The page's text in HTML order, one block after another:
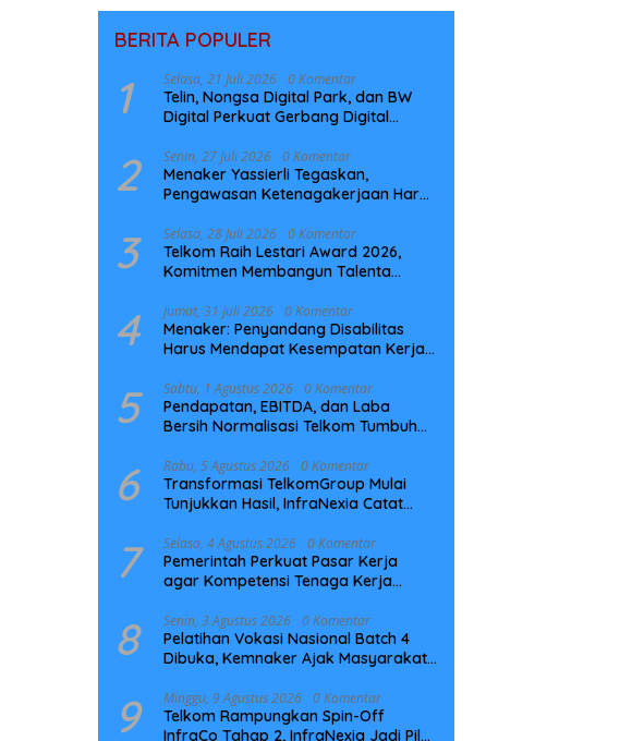
BERITA POPULER
1 Selasa, 21 Juli 2026 0 Komentar
Telin, Nongsa Digital Park, dan BW
Digital Perkuat Gerbang Digital
NCC
2 Senin, 27 Juli 2026 0 Komentar
Menaker Yassierli Tegaskan,
Pengawasan Ketenagakerjaan Harus
3 Selasa, 28 Juli 2026 0 Komentar
Telkom Raih Lestari Award 2026,
Komitmen Membangun Talenta
4 Jumat, 31 Juli 2026 0 Komentar
Menaker: Penyandang Disabilitas
Harus Mendapat Kesempatan Kerja
5 Sabtu, 1 Agustus 2026 0 Komentar
Pendapatan, EBITDA, dan Laba
Bersih Normalisasi Telkom Tumbuh
6 Rabu, 5 Agustus 2026 0 Komentar
Transformasi TelkomGroup Mulai
Tunjukkan Hasil, InfraNexia Catat
Digital Nasional
7 Selasa, 4 Agustus 2026 0 Komentar
Pemerintah Perkuat Pasar Kerja
agar Kompetensi Tenaga Kerja
8 Senin, 3 Agustus 2026 0 Komentar
Pelatihan Vokasi Nasional Batch 4
Dibuka, Kemnaker Ajak Masyarakat
9 Minggu, 9 Agustus 2026 0 Komentar
Telkom Rampungkan Spin-Off
InfraCo Tahap 2, InfraNexia Jadi Pilar